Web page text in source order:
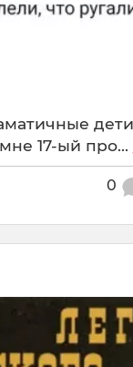
17-ый про...
0